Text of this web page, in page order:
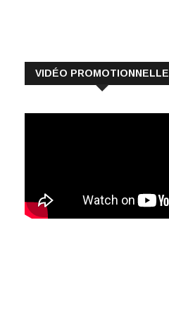
VIDÉO PROMOTIONNELLE